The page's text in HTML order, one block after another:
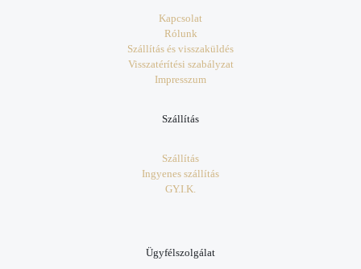
Kapcsolat
Rólunk
Szállítás és visszaküldés
Visszatérítési szabályzat
Impresszum
Szállítás
Szállítás
Ingyenes szállítás
GY.I.K.
Ügyfélszolgálat